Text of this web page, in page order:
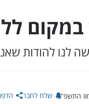
לנו להודות
שלח לחבר